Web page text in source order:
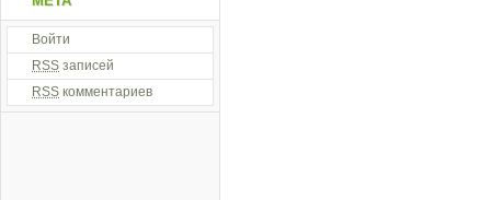
Войти
RSS записей
RSS комментариев